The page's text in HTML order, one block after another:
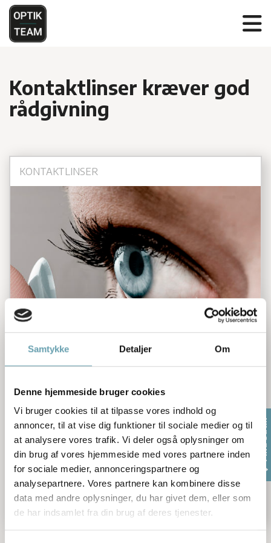
Samtykke Detaljer Om
Denne hjemmeside bruger cookies
Vi bruger cookies til at tilpasse vores indhold og
annoncer, til at vise dig funktioner til sociale medier og til
at analysere vores trafik. Vi deler også oplysninger om
din brug af vores hjemmeside med vores partnere inden
for sociale medier, annonceringspartnere og
analysepartnere. Vores partnere kan kombinere disse
data med andre oplysninger, du har givet dem, eller som
de har indsamlet fra din brug af deres tjenester.
Kontaktlinser kræver god
rådgivning
KONTAKTLINSER
God rådgivning er vigtig
God rådgivning er vigtig Når det handler om
kontaktlinser, er god rådgivning, en vigtig del,
uanset om man er førstegangsbruger eller man
har brugt linser længe. God rådgivning giver
tryghed fordi: Vi hjælper dig godt i gang med at
bruge linser. Vi slipper dig ikke, før du er fortrolig
med dine linser og vi holder...Læs mere
Find butik